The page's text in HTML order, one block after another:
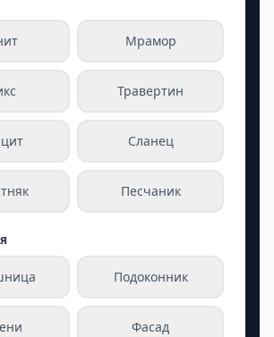
Мрамор
Травертин
Сланец
Песчаник
Подоконник
Фасад